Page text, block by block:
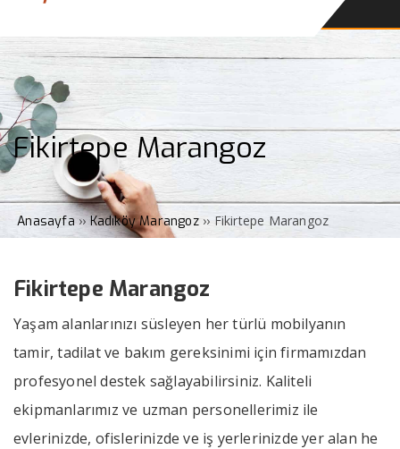
Fikirtepe Marangoz
Anasayfa ››Kadıköy Marangoz ›› Fikirtepe Marangoz
Fikirtepe Marangoz
Yaşam alanlarınızı süsleyen her türlü mobilyanın
tamir, tadilat ve bakım gereksinimi için firmamızdan
profesyonel destek sağlayabilirsiniz. Kaliteli
ekipmanlarımız ve uzman personellerimiz ile
evlerinizde, ofislerinizde ve iş yerlerinizde yer alan he